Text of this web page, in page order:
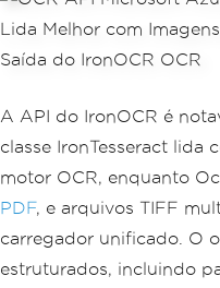
A API do IronOCR é
classe IronTesseract lida
motor OCR, enquanto
PDF, e arquivos TIFF
carregador unificado. O
estruturados, incluindo